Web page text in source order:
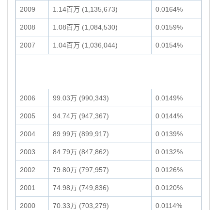
2009 1.14百万 (1,135,673) 0.0164%
2008 1.08百万 (1,084,530) 0.0159%
2007 1.04百万 (1,036,044) 0.0154%
2006 99.03万 (990,343) 0.0149%
2005 94.74万 (947,367) 0.0144%
2004 89.99万 (899,917) 0.0139%
2003 84.79万 (847,862) 0.0132%
2002 79.80万 (797,957) 0.0126%
2001 74.98万 (749,836) 0.0120%
2000 70.33万 (703,279) 0.0114%